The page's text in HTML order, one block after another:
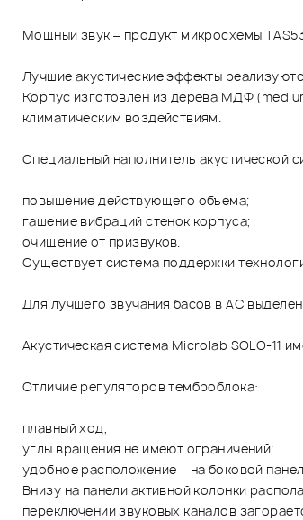
Мощный звук – продукт микросхемы
Лучшие акустические эффекты
Корпус изготовлен из дерева МДФ
климатическим воздействиям.
Специальный наполнитель акустической
повышение действующего объема;
гашение вибраций стенок корпуса;
очищение от призвуков.
Существует система поддержки
Для лучшего звучания басов в АС
Акустическая система Microlab SOLO-11
Отличие регуляторов темброблока:
плавный ход;
углы вращения не имеют ограничений;
удобное расположение – на боковой
Внизу на панели активной колонки
переключении звуковых каналов